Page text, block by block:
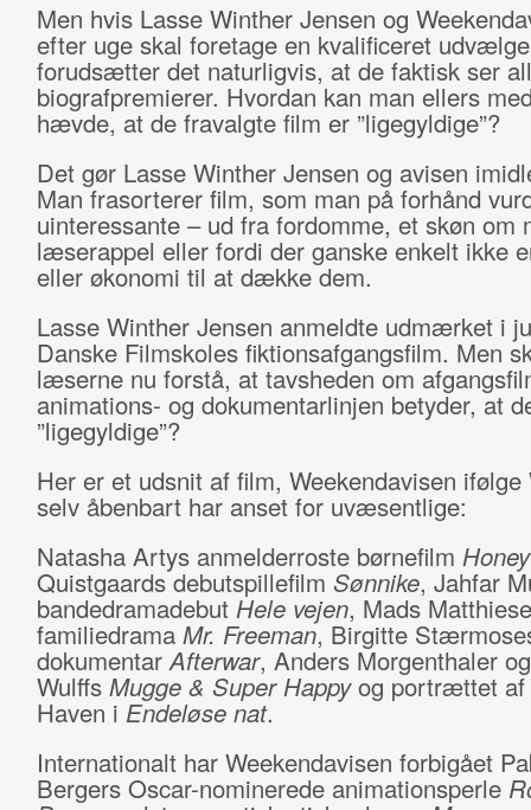
Men hvis Lasse Winther Jensen og
efter uge skal foretage en kvalificeret
forudsætter det naturligvis, at de faktisk ser
biografpremierer. Hvordan kan man ellers
hævde, at de fravalgte film er ”ligegyldige”?
Det gør Lasse Winther Jensen og avisen
Man frasorterer film, som man på forhånd
uinteressante – ud fra fordomme, et skøn om
læserappel eller fordi der ganske enkelt ikke
eller økonomi til at dække dem.
Lasse Winther Jensen anmeldte udmærket i
Danske Filmskoles fiktionsafgangsfilm. Men
læserne nu forstå, at tavsheden om
animations- og dokumentarlinjen betyder, at
”ligegyldige”?
Her er et udsnit af film, Weekendavisen ifølge
selv åbenbart har anset for uvæsentlige:
Natasha Artys anmelderroste børnefilm Honey
Quistgaards debutspillefilm Sønnike, Jahfar
bandedramadebut Hele vejen, Mads
familiedrama Mr. Freeman, Birgitte
dokumentarAfterwar, Anders Morgenthaler
Wulffs Mugge & Super Happyog portrættet af
Haven i Endeløse nat.
Internationalt har Weekendavisen forbigået
Bergers Oscar-nominerede animationsperle